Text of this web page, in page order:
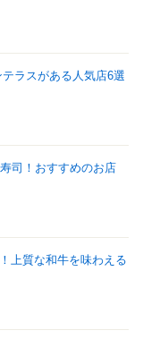
ラスがある人気店6選
司！おすすめのお店
上質な和牛を味わえる